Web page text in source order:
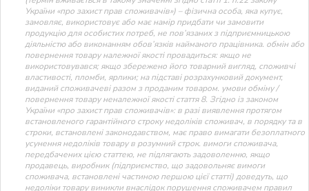
України «про захист прав споживачів») – фізична особа, яка купує,
замовляє, використовує або має намір придбати чи замовити
продукцію для особистих потреб, не пов’язаних з підприємницькою
діяльністю або виконанням обов’язків найманого працівника. обмін або
повернення товару належної якості провадиться: якщо не
використовувався; якщо збережено його товарний вигляд, споживчі
властивості, пломби, ярлики; на підставі розрахунковий документ,
виданий споживачеві разом з проданим товаром. умови обміну /
повернення товару неналежної якості стаття 8. Згідно із законом
України «про захист прав споживачів»: в разі виявлення протягом
встановленого гарантійного строку недоліків споживач, в порядку та в
строки, встановлені законодавством, має право вимагати безоплатного
усунення недоліків товару в розумний строк. вимоги споживача,
передбачених цією статтею, не підлягають задоволенню, якщо
продавець, виробник (підприємство, що задовольняє вимоги
споживача, встановлені частиною першою цієї статті) доведуть, що
недоліки товару виникли внаслідок порушення споживачем правил